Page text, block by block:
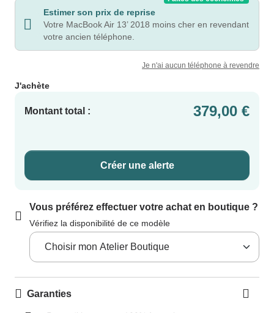
Estimer son prix de reprise
Votre MacBook Air 13’ 2018 moins cher en revendant
votre ancien téléphone.
Je n'ai aucun téléphone à revendre
J'achète
Montant total : 379,00 €
Créer une alerte
Vous préférez effectuer votre achat en boutique ?
Vérifiez la disponibilité de ce modèle
Garanties